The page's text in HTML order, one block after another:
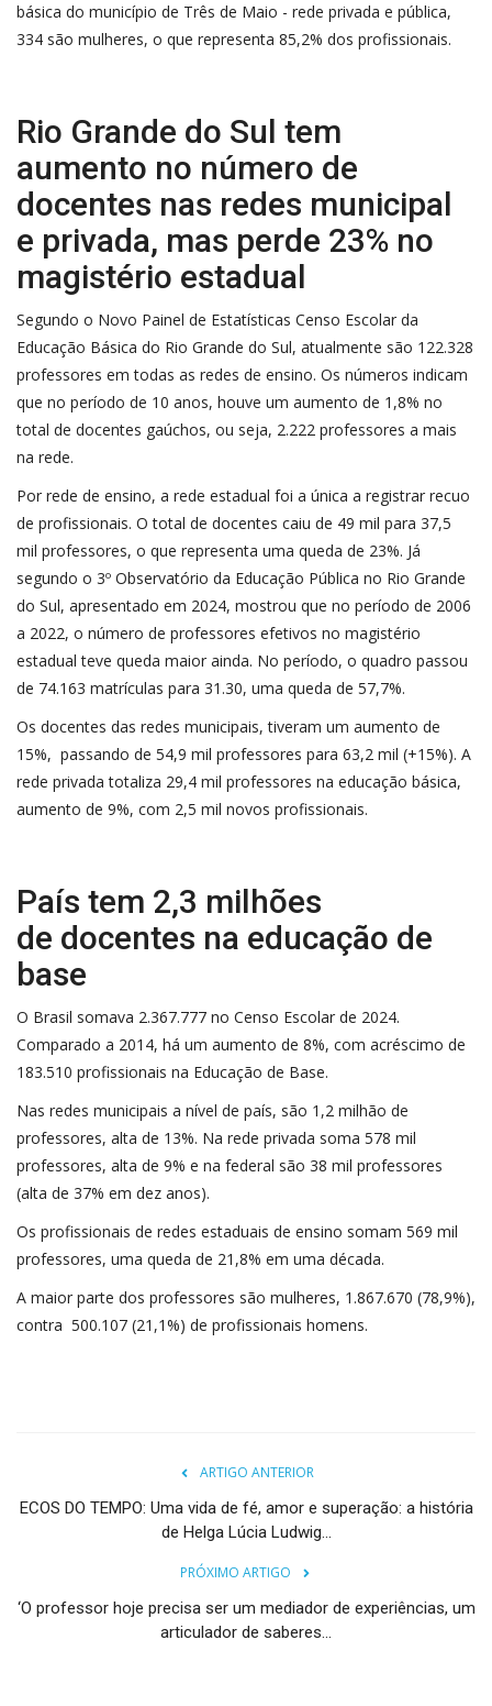
básica do município de Três de Maio - rede privada e pública,
334 são mulheres, o que representa 85,2% dos profissionais.
Rio Grande do Sul tem
aumento no número de
docentes nas redes municipal
e privada, mas perde 23% no
magistério estadual
Segundo o Novo Painel de Estatísticas Censo Escolar da
Educação Básica do Rio Grande do Sul, atualmente são 122.328
professores em todas as redes de ensino. Os números indicam
que no período de 10 anos, houve um aumento de 1,8% no
total de docentes gaúchos, ou seja, 2.222 professores a mais
na rede.
Por rede de ensino, a rede estadual foi a única a registrar recuo
de profissionais. O total de docentes caiu de 49 mil para 37,5
mil professores, o que representa uma queda de 23%. Já
segundo o 3º Observatório da Educação Pública no Rio Grande
do Sul, apresentado em 2024, mostrou que no período de 2006
a 2022, o número de professores efetivos no magistério
estadual teve queda maior ainda. No período, o quadro passou
de 74.163 matrículas para 31.30, uma queda de 57,7%.
Os docentes das redes municipais, tiveram um aumento de
15%, passando de 54,9 mil professores para 63,2 mil (+15%). A
rede privada totaliza 29,4 mil professores na educação básica,
aumento de 9%, com 2,5 mil novos profissionais.
País tem 2,3 milhões
de docentes na educação de
base
O Brasil somava 2.367.777 no Censo Escolar de 2024.
Comparado a 2014, há um aumento de 8%, com acréscimo de
183.510 profissionais na Educação de Base.
Nas redes municipais a nível de país, são 1,2 milhão de
professores, alta de 13%. Na rede privada soma 578 mil
professores, alta de 9% e na federal são 38 mil professores
(alta de 37% em dez anos).
Os profissionais de redes estaduais de ensino somam 569 mil
professores, uma queda de 21,8% em uma década.
A maior parte dos professores são mulheres, 1.867.670 (78,9%),
contra 500.107 (21,1%) de profissionais homens.
ARTIGO ANTERIOR
ECOS DO TEMPO: Uma vida de fé, amor e superação: a história
de Helga Lúcia Ludwig...
PRÓXIMO ARTIGO
‘O professor hoje precisa ser um mediador de experiências, um
articulador de saberes...